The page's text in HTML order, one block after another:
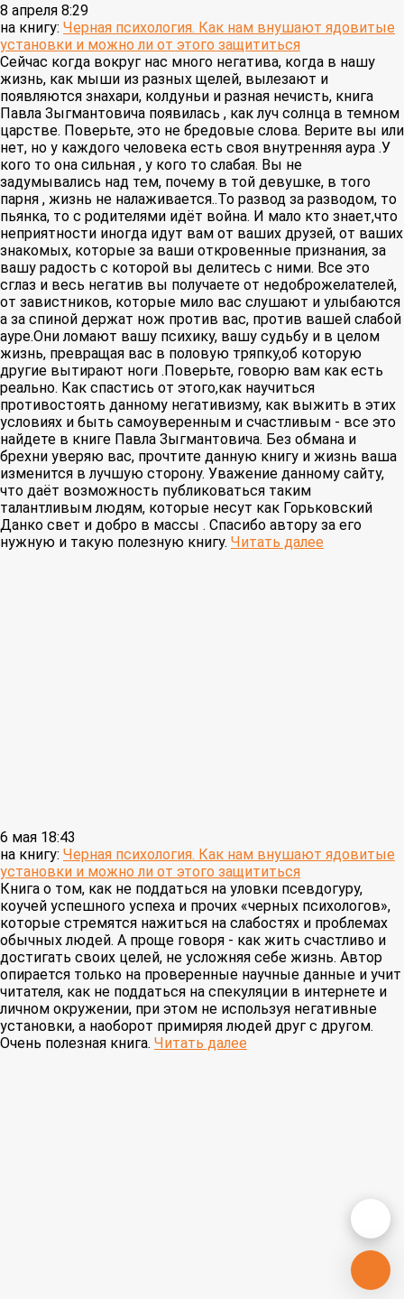
8 апреля 8:29
на книгу: Черная психология. Как нам внушают ядовитые
установки и можно ли от этого защититься
Сейчас когда вокруг нас много негатива, когда в нашу
жизнь, как мыши из разных щелей, вылезают и
появляются знахари, колдуньи и разная нечисть, книга
Павла Зыгмантовича появилась , как луч солнца в темном
царстве. Поверьте, это не бредовые слова. Верите вы или
нет, но у каждого человека есть своя внутренняя аура .У
кого то она сильная , у кого то слабая. Вы не
задумывались над тем, почему в той девушке, в того
парня , жизнь не налаживается..То развод за разводом, то
пьянка, то с родителями идёт война. И мало кто знает,что
неприятности иногда идут вам от ваших друзей, от ваших
знакомых, которые за ваши откровенные признания, за
вашу радость с которой вы делитесь с ними. Все это
сглаз и весь негатив вы получаете от недоброжелателей,
от завистников, которые мило вас слушают и улыбаются
а за спиной держат нож против вас, против вашей слабой
ауре.Они ломают вашу психику, вашу судьбу и в целом
жизнь, превращая вас в половую тряпку,об которую
другие вытирают ноги .Поверьте, говорю вам как есть
реально. Как спастись от этого,как научиться
противостоять данному негативизму, как выжить в этих
условиях и быть самоуверенным и счастливым - все это
найдете в книге Павла Зыгмантовича. Без обмана и
брехни уверяю вас, прочтите данную книгу и жизнь ваша
изменится в лучшую сторону. Уважение данному сайту,
что даёт возможность публиковаться таким
талантливым людям, которые несут как Горьковский
Данко свет и добро в массы . Спасибо автору за его
нужную и такую полезную книгу. Читать далее
6 мая 18:43
на книгу: Черная психология. Как нам внушают ядовитые
установки и можно ли от этого защититься
Книга о том, как не поддаться на уловки псевдогуру,
коучей успешного успеха и прочих «черных психологов»,
которые стремятся нажиться на слабостях и проблемах
обычных людей. А проще говоря - как жить счастливо и
достигать своих целей, не усложняя себе жизнь. Автор
опирается только на проверенные научные данные и учит
читателя, как не поддаться на спекуляции в интернете и
личном окружении, при этом не используя негативные
установки, а наоборот примиряя людей друг с другом.
Очень полезная книга. Читать далее